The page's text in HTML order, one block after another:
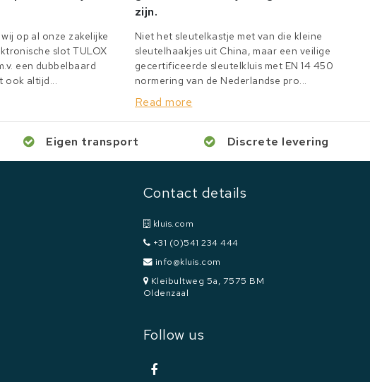
op al onze zakelijke
slot TULOX
een dubbelbaard
ook altijd...
zijn.
Niet het sleutelkastje met van die kleine
sleutelhaakjes uit China, maar een veilige
gecertificeerde sleutelkluis met EN 14 450
normering van de Nederlandse pro...
Read more
Eigen transport Discrete levering
Contact details
kluis.com
+31 (0)541 234 444
info@kluis.com
Kleibultweg 5a, 7575 BM
Oldenzaal
Follow us